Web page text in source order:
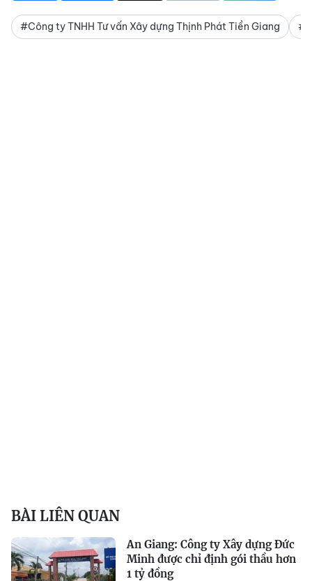
#Công ty TNHH Tư vấn Xây dựng Thịnh Phát Tiền Giang
BÀI LIÊN QUAN
An Giang: Công ty Xây dựng Đức
Minh được chỉ định gói thầu hơn
1 tỷ đồng